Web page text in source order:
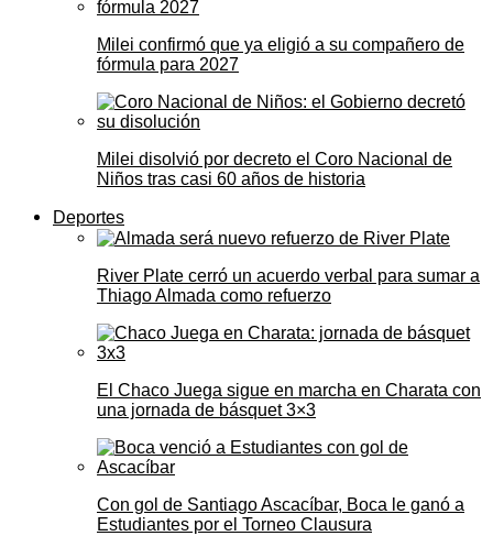
Milei confirmó que ya eligió a su compañero de
fórmula para 2027
Milei disolvió por decreto el Coro Nacional de
Niños tras casi 60 años de historia
Deportes
River Plate cerró un acuerdo verbal para sumar a
Thiago Almada como refuerzo
El Chaco Juega sigue en marcha en Charata con
una jornada de básquet 3×3
Con gol de Santiago Ascacíbar, Boca le ganó a
Estudiantes por el Torneo Clausura